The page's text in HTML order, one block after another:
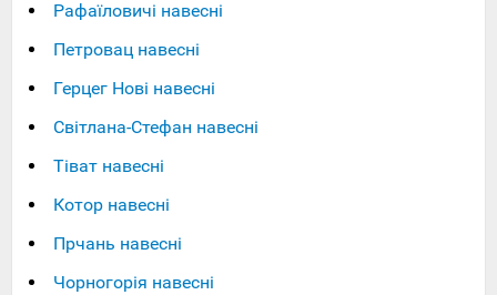
Рафаїловичі навесні
Петровац навесні
Герцег Нові навесні
Світлана-Стефан навесні
Тіват навесні
Котор навесні
Прчань навесні
Чорногорія навесні